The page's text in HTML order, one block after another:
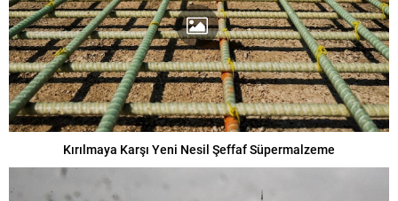
Kırılmaya Karşı Yeni Nesil Şeffaf Süpermalzeme